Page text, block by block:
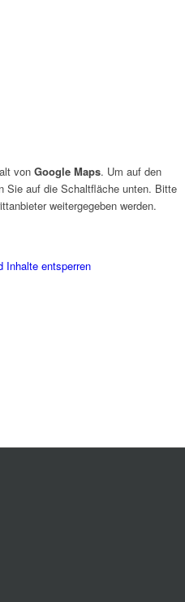
von Google Maps. Um auf den
Sie auf die Schaltfläche unten. Bitte
weitergegeben werden.
Inhalte entsperren